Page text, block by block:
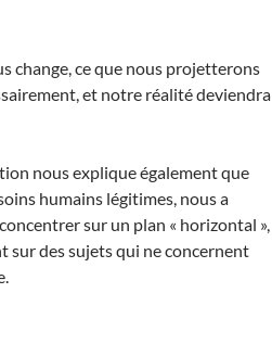
change, ce que nous projetterons
et notre réalité deviendra
nous explique également que
humains légitimes, nous a
sur un plan « horizontal »,
sur des sujets qui ne concernent